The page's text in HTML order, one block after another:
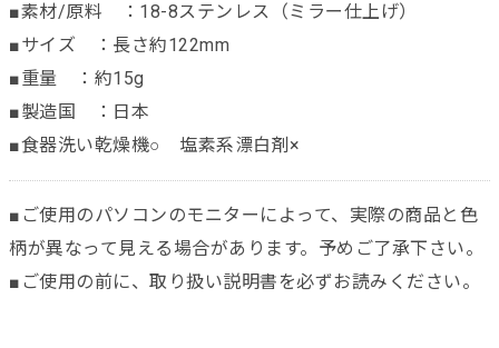
■素材/原料 ：18-8ステンレス（ミラー仕上げ）
■サイズ ：長さ約122mm
■重量 ：約15g
■製造国 ：日本
■食器洗い乾燥機○ 塩素系漂白剤×
■ご使用のパソコンのモニターによって、実際の商品と色
柄が異なって見える場合があります。予めご了承下さい。
■ご使用の前に、取り扱い説明書を必ずお読みください。